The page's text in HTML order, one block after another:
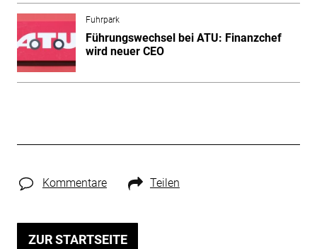
Fuhrpark
Führungswechsel bei ATU: Finanzchef
wird neuer CEO
Kommentare Teilen
ZUR STARTSEITE